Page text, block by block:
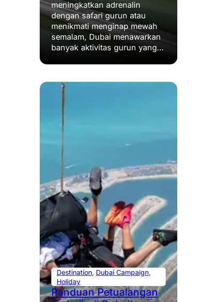
meningkatkan adrenalin
dengan safari gurun atau
menikmati menginap mewah
semalam, Dubai menawarkan
banyak aktivitas gurun yang…
Destination, Dubai Campaign
Holiday
Panduan Petualangan